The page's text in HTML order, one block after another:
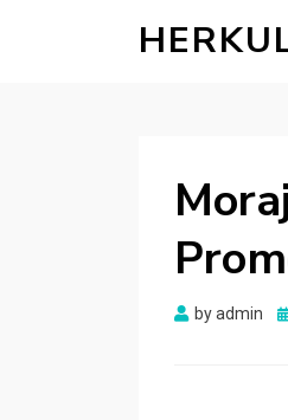
byadmin